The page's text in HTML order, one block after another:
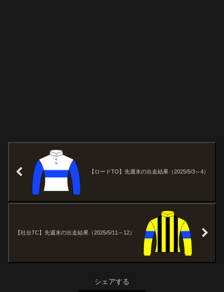
【ロードTO】先週末の出走結果（2025/5/3～4）
【社台TC】先週末の出走結果（2025/5/11～12）
シェアする